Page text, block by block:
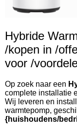
Hybride
/kopen in /
voor /
Op zoek naar een
complete installatie
Wij leveren en
warmtepomp,
{huishoudens/